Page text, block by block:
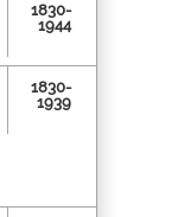
1830-
1944
1830-
1939